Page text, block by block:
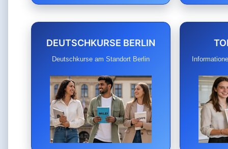
DEUTSCHKURSE BERLIN
Deutschkurse am Standort Berlin